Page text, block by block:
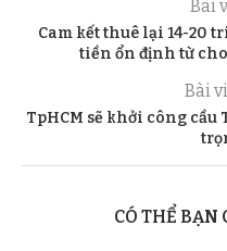
Bài
Cam kết thuê lại 14-20
tiền ổn định từ
Bài
TpHCM sẽ khởi công
CÓ THỂ BẠN